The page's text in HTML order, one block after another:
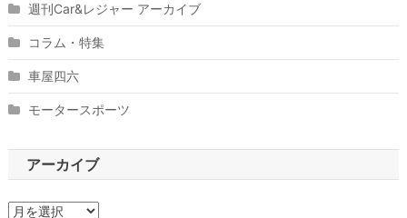
週刊Car&レジャー アーカイブ
コラム・特集
車屋四六
モータースポーツ
アーカイブ
ア